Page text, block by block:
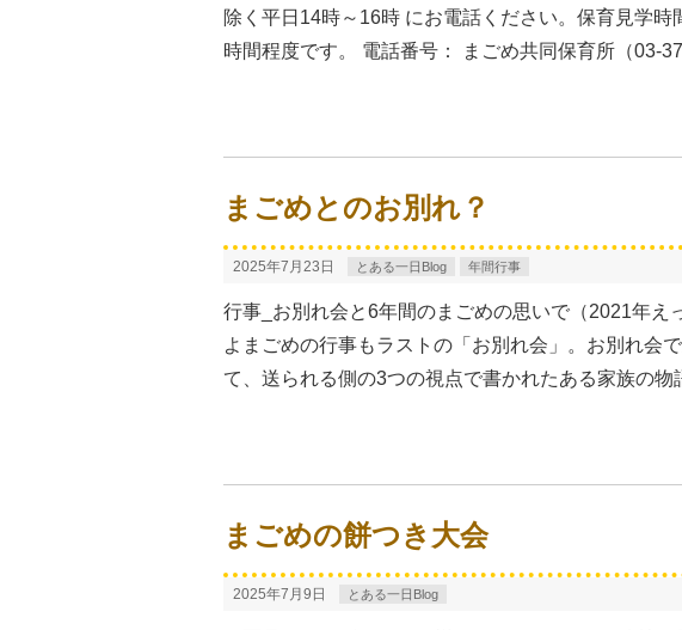
除く平日14時～16時 にお電話ください。保育見学時
時間程度です。 電話番号： まごめ共同保育所（03-
まごめとのお別れ？
2025年7月23日 とある一日Blog 年間行事
行事_お別れ会と6年間のまごめの思いで（2021年え
よまごめの行事もラストの「お別れ会」。お別れ会
て、送られる側の3つの視点で書かれたある家族の
まごめの餅つき大会
2025年7月9日 とある一日Blog